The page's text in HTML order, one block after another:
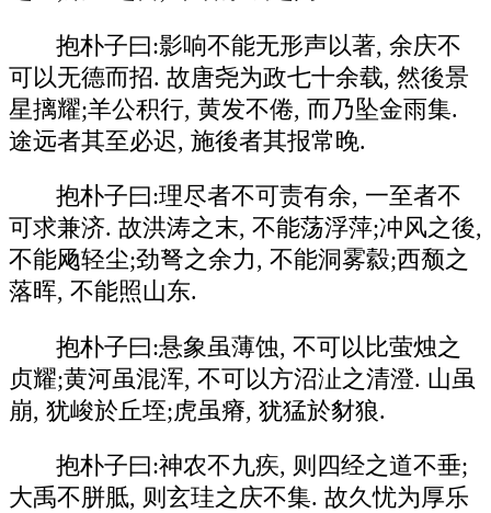
抱朴子曰:影响不能无形声以著, 余庆不
可以无德而招. 故唐尧为政七十余载, 然後景
星摛耀;羊公积行, 黄发不倦, 而乃坠金雨集.
途远者其至必迟, 施後者其报常晚.
抱朴子曰:理尽者不可责有余, 一至者不
可求兼济. 故洪涛之末, 不能荡浮萍;冲风之後,
不能飏轻尘;劲弩之余力, 不能洞雾縠;西颓之
落晖, 不能照山东.
抱朴子曰:悬象虽薄蚀, 不可以比萤烛之
贞耀;黄河虽混浑, 不可以方沼沚之清澄. 山虽
崩, 犹峻於丘垤;虎虽瘠, 犹猛於豺狼.
抱朴子曰:神农不九疾, 则四经之道不垂;
大禹不胼胝, 则玄珪之庆不集. 故久忧为厚乐